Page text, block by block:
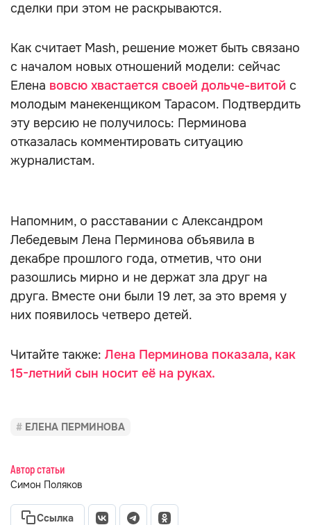
сделки при этом не раскрываются.
Как считает Mash, решение может быть связано
с началом новых отношений модели: сейчас
Елена вовсю хвастается своей дольче-витой с
молодым манекенщиком Тарасом. Подтвердить
эту версию не получилось: Перминова
отказалась комментировать ситуацию
журналистам.
Напомним, о расставании с Александром
Лебедевым Лена Перминова объявила в
декабре прошлого года, отметив, что они
разошлись мирно и не держат зла друг на
друга. Вместе они были 19 лет, за это время у
них появилось четверо детей.
Читайте также: Лена Перминова показала, как
15-летний сын носит её на руках.
ЕЛЕНА ПЕРМИНОВА
Автор статьи
Симон Поляков
Ссылка